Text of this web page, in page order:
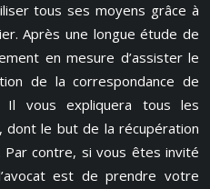
tous ses moyens grâce à
Après une longue étude de
en mesure d’assister le
de la correspondance de
Il vous expliquera tous les
le but de la récupération
contre, si vous êtes invité
est de prendre votre